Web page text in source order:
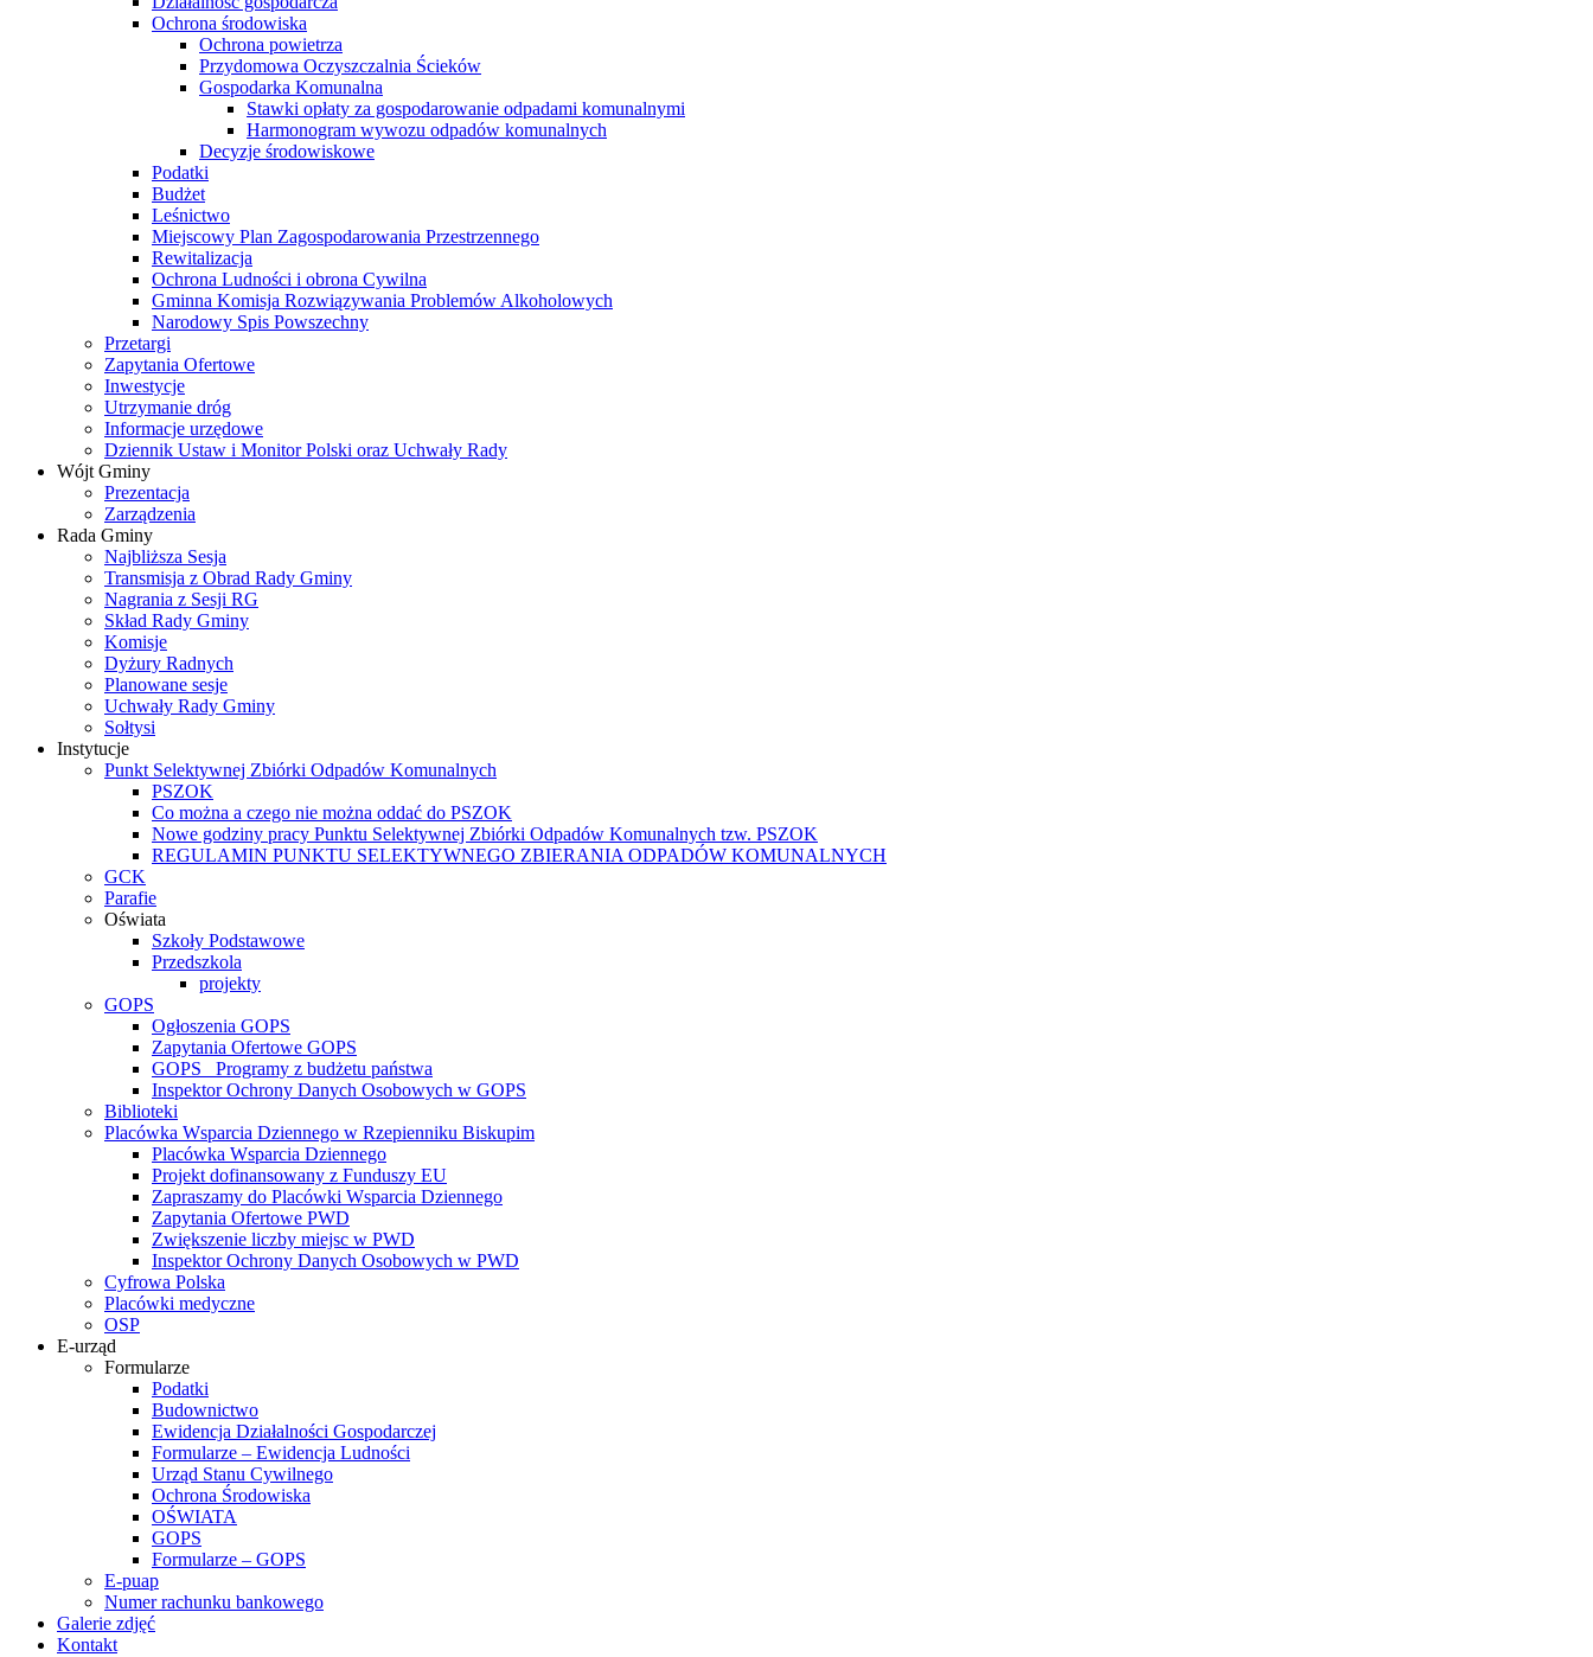
Ochrona środowiska
Ochrona powietrza
Przydomowa Oczyszczalnia Ścieków
Gospodarka Komunalna
Stawki opłaty za gospodarowanie odpadami komunalnymi
Harmonogram wywozu odpadów komunalnych
Decyzje środowiskowe
Podatki
Budżet
Leśnictwo
Miejscowy Plan Zagospodarowania Przestrzennego
Rewitalizacja
Ochrona Ludności i obrona Cywilna
Gminna Komisja Rozwiązywania Problemów Alkoholowych
Narodowy Spis Powszechny
Przetargi
Zapytania Ofertowe
Inwestycje
Utrzymanie dróg
Informacje urzędowe
Dziennik Ustaw i Monitor Polski oraz Uchwały Rady
Wójt Gminy
Prezentacja
Zarządzenia
Rada Gminy
Najbliższa Sesja
Transmisja z Obrad Rady Gminy
Nagrania z Sesji RG
Skład Rady Gminy
Komisje
Dyżury Radnych
Planowane sesje
Uchwały Rady Gminy
Sołtysi
Instytucje
Punkt Selektywnej Zbiórki Odpadów Komunalnych
PSZOK
Co można a czego nie można oddać do PSZOK
Nowe godziny pracy Punktu Selektywnej Zbiórki Odpadów Komunalnych tzw. PSZOK
REGULAMIN PUNKTU SELEKTYWNEGO ZBIERANIA ODPADÓW KOMUNALNYCH
GCK
Parafie
Oświata
Szkoły Podstawowe
Przedszkola
projekty
GOPS
Ogłoszenia GOPS
Zapytania Ofertowe GOPS
GOPS_ Programy z budżetu państwa
Inspektor Ochrony Danych Osobowych w GOPS
Biblioteki
Placówka Wsparcia Dziennego w Rzepienniku Biskupim
Placówka Wsparcia Dziennego
Projekt dofinansowany z Funduszy EU
Zapraszamy do Placówki Wsparcia Dziennego
Zapytania Ofertowe PWD
Zwiększenie liczby miejsc w PWD
Inspektor Ochrony Danych Osobowych w PWD
Cyfrowa Polska
Placówki medyczne
OSP
E-urząd
Formularze
Podatki
Budownictwo
Ewidencja Działalności Gospodarczej
Formularze – Ewidencja Ludności
Urząd Stanu Cywilnego
Ochrona Środowiska
OŚWIATA
GOPS
Formularze – GOPS
E-puap
Numer rachunku bankowego
Galerie zdjęć
Kontakt